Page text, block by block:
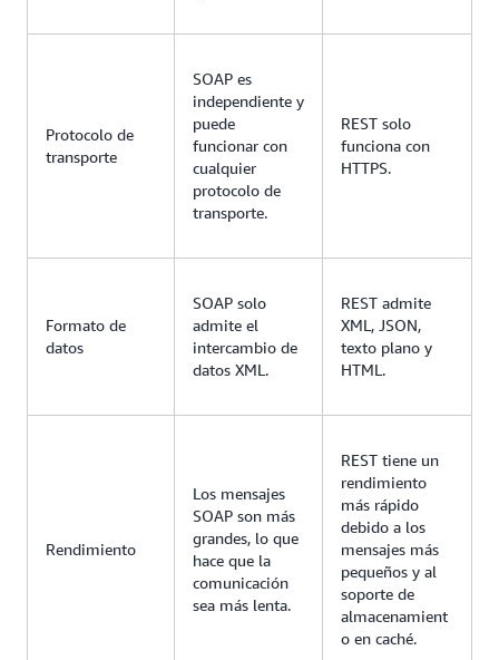
Protocolo de
transporte
SOAP es
independiente y
puede
funcionar con
cualquier
protocolo de
transporte.
REST solo
funciona con
HTTPS.
Formato de
datos
SOAP solo
admite el
intercambio de
datos XML.
REST admite
XML, JSON,
texto plano y
HTML.
Rendimiento
Los mensajes
SOAP son más
grandes, lo que
hace que la
comunicación
sea más lenta.
REST tiene un
rendimiento
más rápido
debido a los
mensajes más
pequeños y al
soporte de
almacenamient
o en caché.